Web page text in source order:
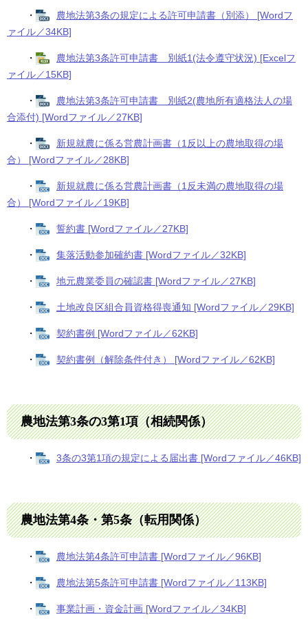
・
農地法第3条の規定による許可申請書（別添） [Wordフ
ァイル／34KB]
・
農地法第3条許可申請書 別紙1(法令遵守状況) [Excelフ
ァイル／15KB]
・
農地法第3条許可申請書 別紙2(農地所有適格法人の場
合添付) [Wordファイル／27KB]
・
新規就農に係る営農計画書（1反以上の農地取得の場
合） [Wordファイル／28KB]
・
新規就農に係る営農計画書（1反未満の農地取得の場
合） [Wordファイル／19KB]
・ 誓約書 [Wordファイル／27KB]
・ 集落活動参加確約書 [Wordファイル／32KB]
・ 地元農業委員の確認書 [Wordファイル／27KB]
・ 土地改良区組合員資格得喪通知 [Wordファイル／29KB]
・ 契約書例 [Wordファイル／62KB]
・ 契約書例（解除条件付き） [Wordファイル／62KB]
農地法第3条の3第1項（相続関係）
・ 3条の3第1項の規定による届出書 [Wordファイル／46KB]
農地法第4条・第5条（転用関係）
・ 農地法第4条許可申請書 [Wordファイル／96KB]
・ 農地法第5条許可申請書 [Wordファイル／113KB]
・ 事業計画・資金計画 [Wordファイル／34KB]